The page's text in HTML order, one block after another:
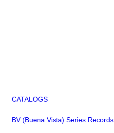
CATALOGS
BV (Buena Vista) Series Records